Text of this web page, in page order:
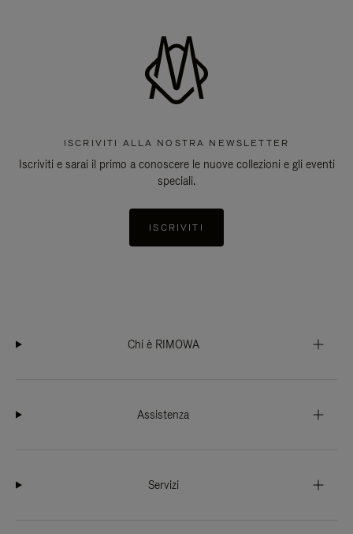
ISCRIVITI ALLA NOSTRA NEWSLETTER
Iscriviti e sarai il primo a conoscere le nuove collezioni e gli eventi
speciali.
ISCRIVITI
Chi è RIMOWA
Assistenza
Servizi